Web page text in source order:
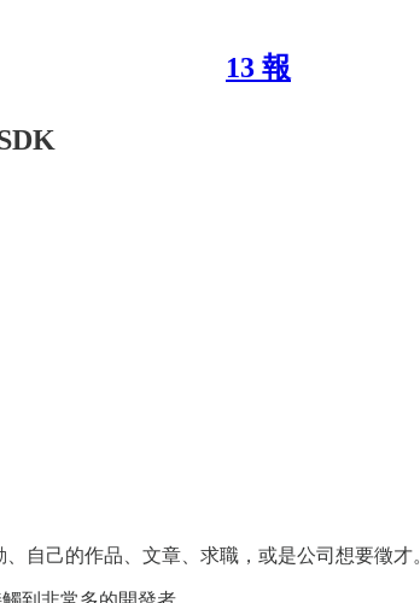
13 報
自己的作品、文章、求職，或是公司想要徵才